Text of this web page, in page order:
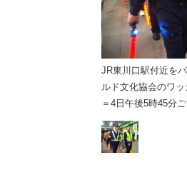
JR東川口駅付近を
ルド文化協会のワッ
＝4日午後5時45分